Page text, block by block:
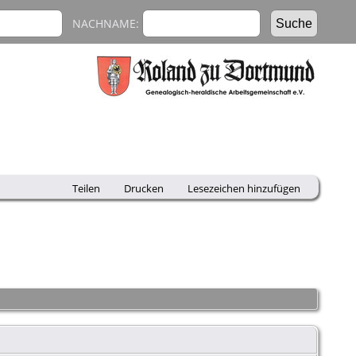
NACHNAME:
Teilen Drucken Lesezeichen hinzufügen